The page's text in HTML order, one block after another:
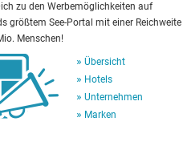
zu den Werbemöglichkeiten auf
größtem See-Portal mit einer Reichweite
Menschen!
Übersicht
Hotels
Unternehmen
Marken